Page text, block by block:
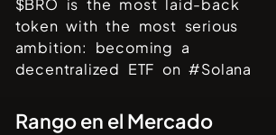
$BRO is the most laid-back
token with the most serious
ambition: becoming a
decentralized ETF on #Solana
Rango en el Mercado